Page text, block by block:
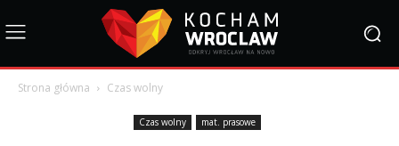
Strona główna Czas wolny
Czas wolny mat. prasowe